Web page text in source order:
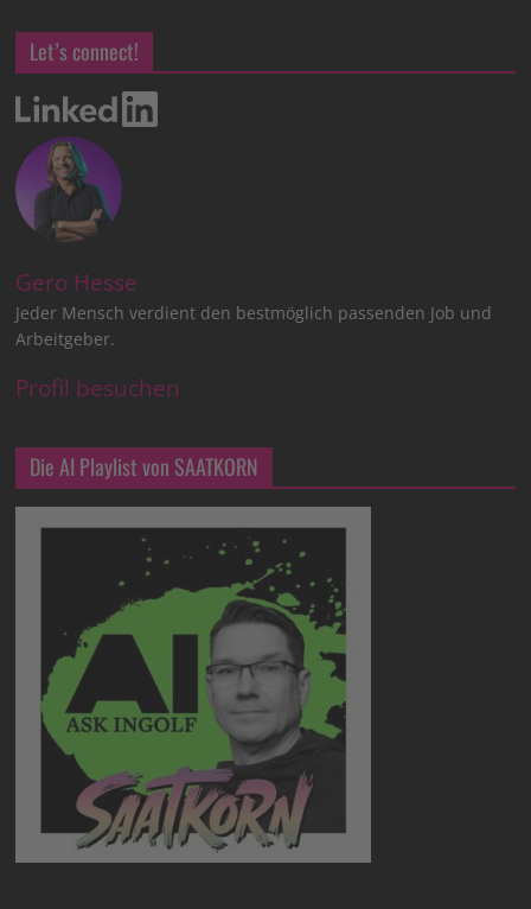
Let’s connect!
Gero Hesse
Jeder Mensch verdient den bestmöglich passenden Job und
Arbeitgeber.
Profil besuchen
Die AI Playlist von SAATKORN